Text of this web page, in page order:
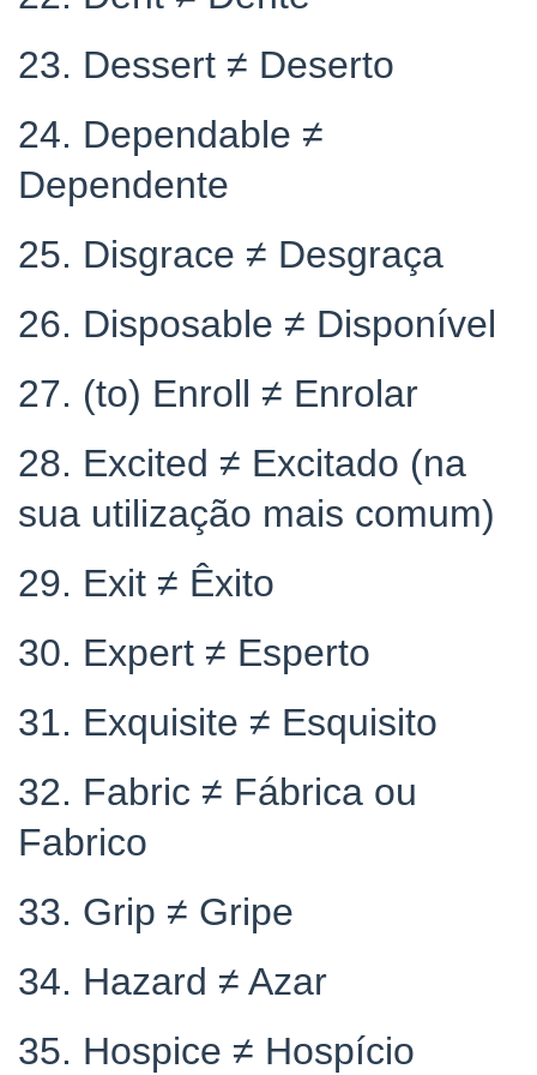
23. Dessert ≠ Deserto
24. Dependable ≠
Dependente
25. Disgrace ≠ Desgraça
26. Disposable ≠ Disponível
27. (to) Enroll ≠ Enrolar
28. Excited ≠ Excitado (na
sua utilização mais comum)
29. Exit ≠ Êxito
30. Expert ≠ Esperto
31. Exquisite ≠ Esquisito
32. Fabric ≠ Fábrica ou
Fabrico
33. Grip ≠ Gripe
34. Hazard ≠ Azar
35. Hospice ≠ Hospício